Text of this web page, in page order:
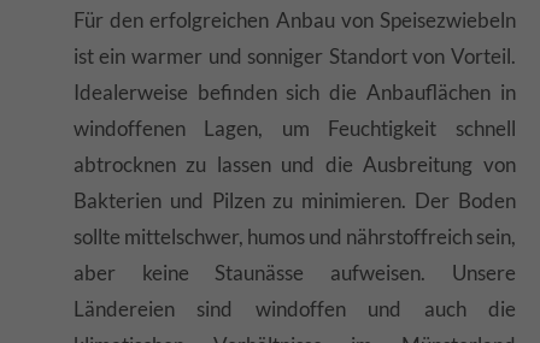
Für den erfolgreichen Anbau von Speisezwiebeln
ist ein warmer und sonniger Standort von Vorteil.
Idealerweise befinden sich die Anbauflächen in
windoffenen Lagen, um Feuchtigkeit schnell
abtrocknen zu lassen und die Ausbreitung von
Bakterien und Pilzen zu minimieren. Der Boden
sollte mittelschwer, humos und nährstoffreich sein,
aber keine Staunässe aufweisen. Unsere
Ländereien sind windoffen und auch die